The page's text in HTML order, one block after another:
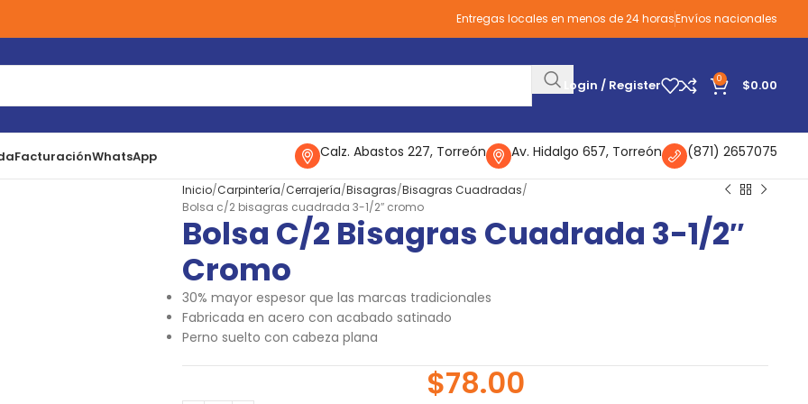
Entregas locales en menos de 24 horasEnvíos nacionales
Login / Register 0 $0.00
FacturaciónWhatsApp Calz. Abastos 227, Torreón Av. Hidalgo 657, Torreón (871) 2657075
Inicio Carpintería Cerrajería Bisagras Bisagras Cuadradas
Bolsa c/2 bisagras cuadrada 3-1/2″ cromo
Bolsa C/2 Bisagras Cuadrada 3-1/2″
Cromo
30% mayor espesor que las marcas tradicionales
Fabricada en acero con acabado satinado
Perno suelto con cabeza plana
$78.00